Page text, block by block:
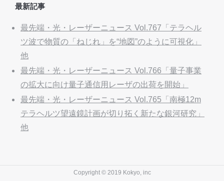
最新記事
最先端・光・レーザーニュース Vol.767「テラヘル
ツ波で物質の「ねじれ」を“地図”のように可視化」
他
最先端・光・レーザーニュース Vol.766「量子事業
の拡大に向け量子通信用レーザの出荷を開始」
最先端・光・レーザーニュース Vol.765「南極12m
テラヘルツ望遠鏡計画が切り拓く新たな銀河研究」
他
Copyright © 2019 Kokyo, inc